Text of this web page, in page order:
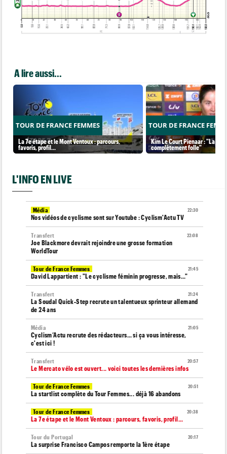
A lire aussi...
TOUR DE FRANCE FEMMES
La 7e étape et le Mont Ventoux : parcours,
favoris, profil…
TOUR DE FRANCE
Kim Le Court Pienaar : "La
complètement folle"
L'INFO EN LIVE
22:30
Média
Nos vidéos de cyclisme sont sur Youtube : Cyclism'Actu TV
22:08
Transfert
Joe Blackmore devrait rejoindre une grosse formation
WorldTour
21:45
Tour de France Femmes
David Lappartient : "Le cyclisme féminin progresse, mais…"
21:24
Transfert
La Soudal Quick-Step recrute un talentueux sprinteur allemand
de 24 ans
21:05
Média
Cyclism’Actu recrute des rédacteurs… si ça vous intéresse,
c'est ici !
20:57
Transfert
Le Mercato vélo est ouvert... voici toutes les dernières infos
20:51
Tour de France Femmes
La startlist complète du Tour Femmes... déjà 16 abandons
20:38
Tour de France Femmes
La 7e étape et le Mont Ventoux : parcours, favoris, profil…
20:17
Tour du Portugal
La surprise Francisco Campos remporte la 1ère étape